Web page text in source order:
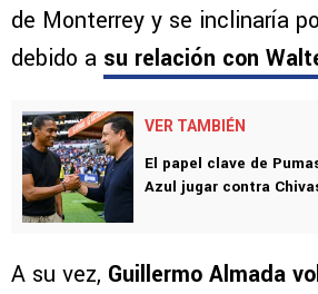
de Monterrey y se inclinaría
debido a su relación con
VER TAMBIÉN
El papel clave de
Azul jugar contra
A su vez, Guillermo Almada